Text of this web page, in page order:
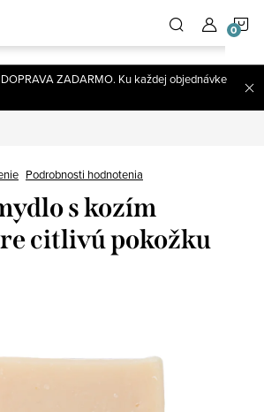
ZADARMO. Ku každej objednávke
Podrobnosti hodnotenia
s kozím
citlivú pokožku